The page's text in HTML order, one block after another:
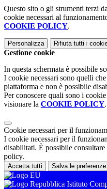
Questo sito o gli strumenti terzi
cookie necessari al
COOKIE POLICY.
Personalizza Rifiuta tutti i
Gestione cookie
In questa schermata è possibile
I cookie necessari sono quelli
piattaforma e non è possibile
Per conoscere quali sono i
visionare la COOKIE POLICY.
Cookie necessari per il
I cookie necessari per il
disabilitati. È possibile
policy.
Accetta tutti Salva le preferenze
Istituto